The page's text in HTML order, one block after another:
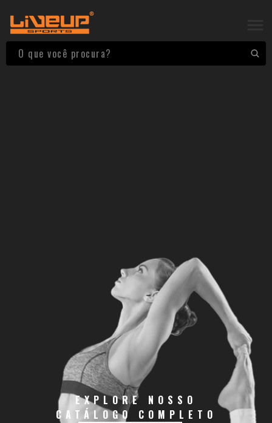
EXPLORE NOSSO
CATÁLOGO COMPLETO